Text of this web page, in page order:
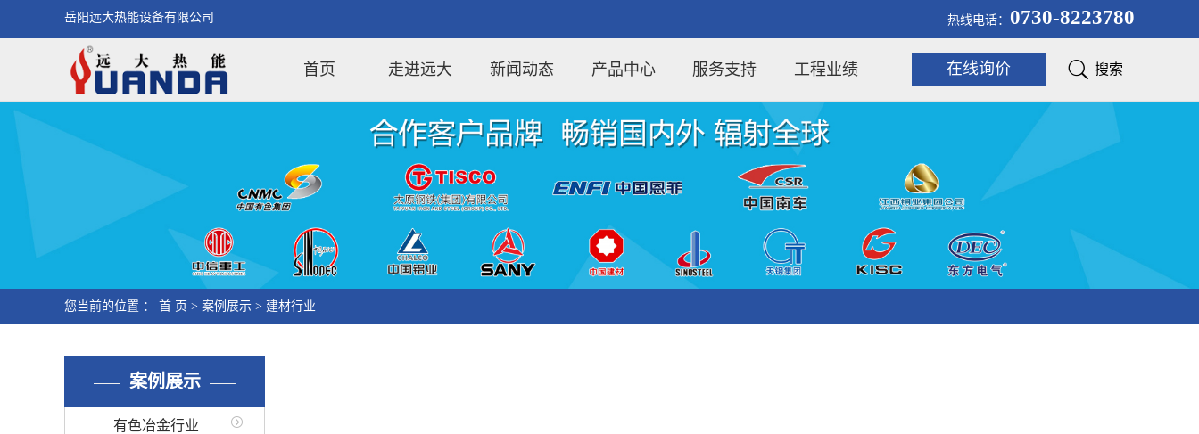
岳阳远大热能设备有限公司 热线电话： 0730-8223780
首页 走进远大 新闻动态 产品中心 服务支持 工程业绩  搜索
在线询价
您当前的位置 ： 首 页 > 案例展示 > 建材行业
案例展示
有色冶金行业